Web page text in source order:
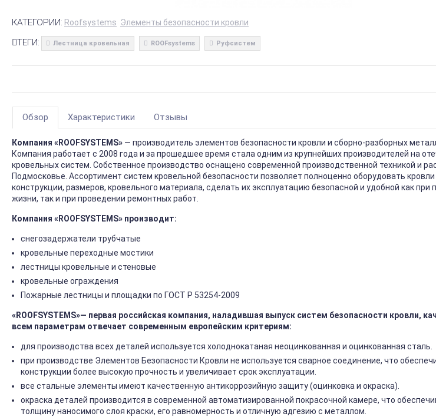
КАТЕГОРИИ: Roofsystems Элементы безопасности кровли
ТЕГИ: Лестница кровельная ROOFsystems Руфсистем
Обзор Характеристики Отзывы
Компания «ROOFSYSTEMS» — производитель элементов безопасности кровли и сборно-разборных
Компания работает с 2008 года и за прошедшее время стала одним из крупнейших производителей на
кровельных систем. Собственное производство оснащено современной производственной техникой и
Подмосковье. Ассортимент систем кровельной безопасности позволяет полноценно оборудовать
конструкции, размеров, кровельного материала, сделать их эксплуатацию безопасной и удобной как при
жизни, так и при проведении ремонтных работ.
Компания «ROOFSYSTEMS» производит:
снегозадержатели трубчатые
кровельные переходные мостики
лестницы кровельные и стеновые
кровельные ограждения
Пожарные лестницы и площадки по ГОСТ Р 53254-2009
«ROOFSYSTEMS»— первая российская компания, наладившая выпуск систем безопасности кровли,
всем параметрам отвечает современным европейским критериям:
для производства всех деталей используется холоднокатаная неоцинкованная и оцинкованная сталь.
при производстве Элементов Безопасности Кровли не используется сварное соединение, что
конструкции более высокую прочность и увеличивает срок эксплуатации.
все стальные элементы имеют качественную антикоррозийную защиту (оцинковка и окраска).
окраска деталей производится в современной автоматизированной покрасочной камере, что
толщину наносимого слоя краски, его равномерность и отличную адгезию с металлом.